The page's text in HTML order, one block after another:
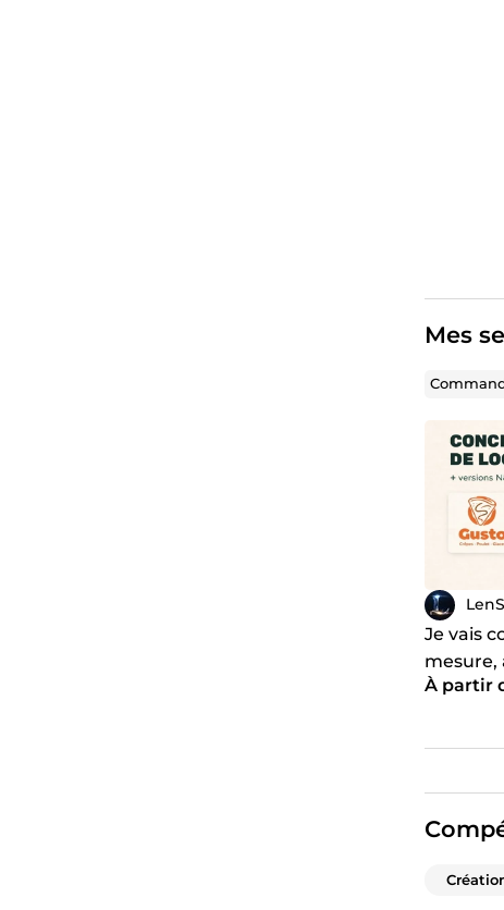
Mes
Je vais
mesure,
votre
À partir